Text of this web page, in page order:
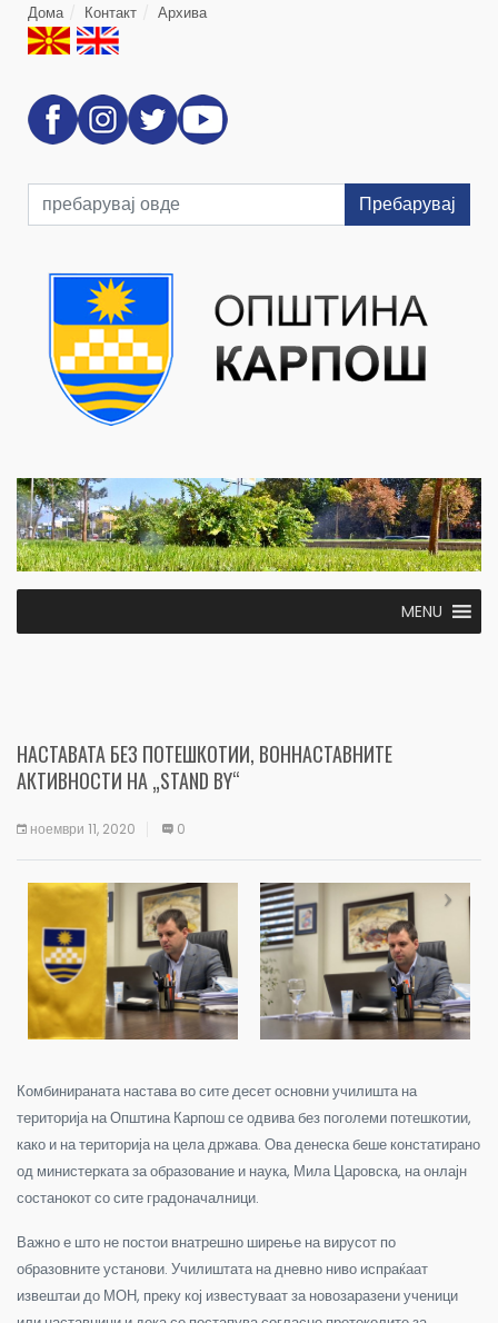
Дома Контакт Архива
Пребарувај
MENU
НАСТАВАТА БЕЗ ПОТЕШКОТИИ, ВОННАСТАВНИТЕ
АКТИВНОСТИ НА „STAND BY“
ноември 11, 2020 0
Комбинираната настава во сите десет основни училишта на
територија на Општина Карпош се одвива без поголеми потешкотии,
како и на територија на цела држава. Ова денеска беше констатирано
од министерката за образование и наука, Мила Царовска, на онлајн
состанокот со сите градоначалници.
Важно е што не постои внатрешно ширење на вирусот по
образовните установи. Училиштата на дневно ниво испраќаат
извештаи до МОН, преку кој известуваат за новозаразени ученици